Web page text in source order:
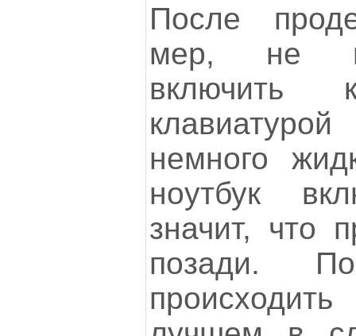
После
мер, не
включить
немного
ноутбук
значит, что
позади.